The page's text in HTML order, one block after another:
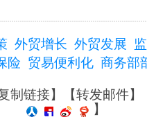
外贸增长 外贸发展
险 贸易便利化 商务部
制链接】【转发邮件】
】